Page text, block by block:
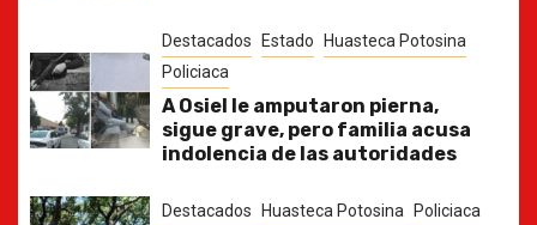
Destacados Estado
Huasteca Potosina
Policiaca
A Osiel le amputaron pierna,
sigue grave, pero familia acusa
indolencia de las autoridades
Destacados Huasteca Potosina Policiaca